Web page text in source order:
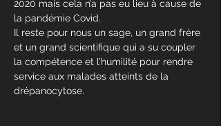
2020 mais cela n’a pas eu lieu à cause de
la pandémie Covid.
Il reste pour nous un sage, un grand frère
et un grand scientifique qui a su coupler
la compétence et l’humilité pour rendre
service aux malades atteints de la
drépanocytose.